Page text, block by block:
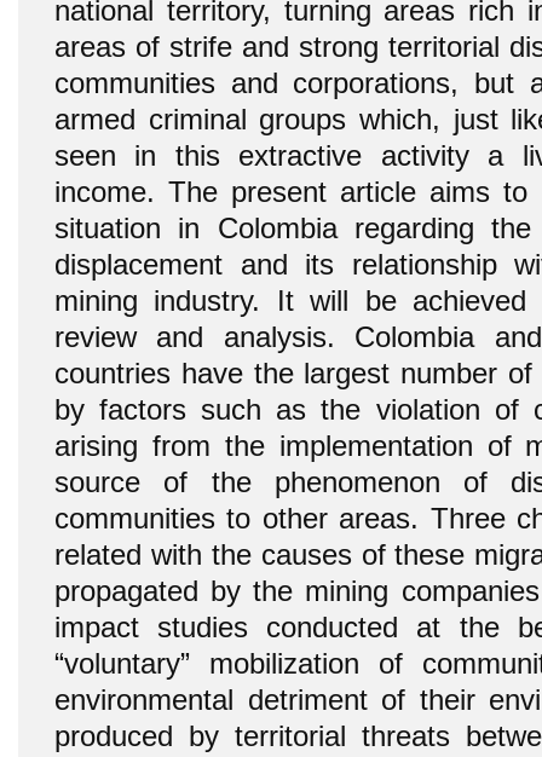
national territory, turning areas rich
areas of strife and strong territorial
communities and corporations, but
armed criminal groups which, just
seen in this extractive activity a
income. The present article aims to
situation in Colombia regarding
displacement and its relationship
mining industry. It will be achieved
review and analysis. Colombia
countries have the largest number
by factors such as the violation of
arising from the implementation of
source of the phenomenon of
communities to other areas. Three
related with the causes of these
propagated by the mining
impact studies conducted at the
“voluntary” mobilization of
environmental detriment of their
produced by territorial threats